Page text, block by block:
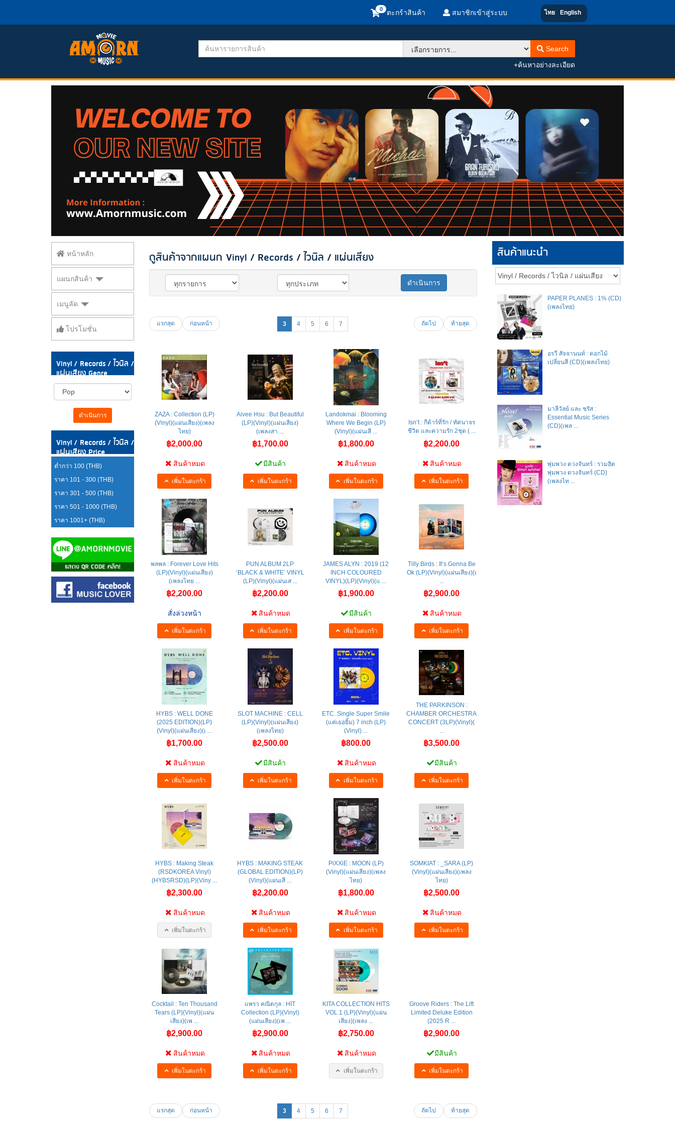
ตะกร้าสินค้า สมาชิกเข้าสู่ระบบ ไทย English
Search
+ค้นหาอย่างละเอียด
หน้าหลัก
แผนกสินค้า
เมนูลัด
โปรโมชั่น
Vinyl / Records / ไวนิล /
แผ่นเสียง Genre
ดำเนินการ
Vinyl / Records / ไวนิล /
แผ่นเสียง Price
ต่ำกว่า 100 (THB)
ราคา 101 - 300 (THB)
ราคา 301 - 500 (THB)
ราคา 501 - 1000 (THB)
ราคา 1001+ (THB)
ดูสินค้าจากแผนก Vinyl / Records / ไวนิล / แผ่นเสียง
ดำเนินการ
แรกสุด ก่อนหน้า 3 4 5 6 7 ถัดไป ท้ายสุด
ZAZA : Collection (LP)
(Vinyl)(แผ่นเสียง)(เพลง
ไทย)
฿2,000.00
สินค้าหมด
เพิ่มในตะกร้า
Aivee Hsu : But Beautiful
(LP)(Vinyl)(แผ่นเสียง)
(เพลงสา ...
฿1,700.00
มีสินค้า
เพิ่มในตะกร้า
Landokmai : Blooming
Where We Begin (LP)
(Vinyl)(แผ่นเสี ...
฿1,800.00
สินค้าหมด
เพิ่มในตะกร้า
Isn’t : กีต้าร์ที่รัก / ทัศนาจร
ชีวิต และความรัก 2ชุด ( ...
฿2,200.00
สินค้าหมด
เพิ่มในตะกร้า
พลพล : Forever Love Hits
(LP)(Vinyl)(แผ่นเสียง)
(เพลงไทย ...
฿2,200.00
สั่งล่วงหน้า
เพิ่มในตะกร้า
PUN ALBUM 2LP
‘BLACK & WHITE’ VINYL
(LP)(Vinyl)(แผ่นเส ...
฿2,200.00
สินค้าหมด
เพิ่มในตะกร้า
JAMES ALYN : 2019 (12
INCH COLOURED
VINYL)(LP)(Vinyl)(แ ...
฿1,900.00
มีสินค้า
เพิ่มในตะกร้า
Tilly Birds : It’s Gonna Be
Ok (LP)(Vinyl)(แผ่นเสียง)(เ
...
฿2,900.00
สินค้าหมด
เพิ่มในตะกร้า
HYBS : WELL DONE
(2025 EDITION)(LP)
(Vinyl)(แผ่นเสียง)(เ ...
฿1,700.00
สินค้าหมด
เพิ่มในตะกร้า
SLOT MACHINE : CELL
(LP)(Vinyl)(แผ่นเสียง)
(เพลงไทย)
฿2,500.00
มีสินค้า
เพิ่มในตะกร้า
ETC. Single Super Smile
(แค่เธอยิ้ม) 7 inch (LP)
(Vinyl) ...
฿800.00
สินค้าหมด
เพิ่มในตะกร้า
THE PARKINSON :
CHAMBER ORCHESTRA
CONCERT (3LP)(Vinyl)(
...
฿3,500.00
มีสินค้า
เพิ่มในตะกร้า
HYBS : Making Steak
(RSDKOREA Vinyl)
(HYBSRSD)(LP)(Viny ...
฿2,300.00
สินค้าหมด
เพิ่มในตะกร้า
HYBS : MAKING STEAK
(GLOBAL EDITION)(LP)
(Vinyl)(แผ่นเสี ...
฿2,200.00
สินค้าหมด
เพิ่มในตะกร้า
PiXXiE : MOON (LP)
(Vinyl)(แผ่นเสียง)(เพลง
ไทย)
฿1,800.00
สินค้าหมด
เพิ่มในตะกร้า
SOMKIAT : _SARA (LP)
(Vinyl)(แผ่นเสียง)(เพลง
ไทย)
฿2,500.00
สินค้าหมด
เพิ่มในตะกร้า
Cocktail : Ten Thousand
Tears (LP)(Vinyl)(แผ่น
เสียง)(เพ ...
฿2,900.00
สินค้าหมด
เพิ่มในตะกร้า
แพรว คณิตกุล : HIT
Collection (LP)(Vinyl)
(แผ่นเสียง)(เพ ...
฿2,900.00
สินค้าหมด
เพิ่มในตะกร้า
KITA COLLECTION HITS
VOL.1 (LP)(Vinyl)(แผ่น
เสียง)(เพลง ...
฿2,750.00
สินค้าหมด
เพิ่มในตะกร้า
Groove Riders : The Lift
Limited Deluke Edition
(2025 R ...
฿2,900.00
มีสินค้า
เพิ่มในตะกร้า
แรกสุด ก่อนหน้า 3 4 5 6 7 ถัดไป ท้ายสุด
สินค้าแนะนำ
PAPER PLANES : 1% (CD)
(เพลงไทย)
อรวี สัจจานนท์ : ดอกไม้
เปลี่ยนสี (CD)(เพลงไทย)
มาลีวัลย์​ และ​ ชรัส​ :
Essential Music Series
(CD)(เพล ...
พุ่มพวง ดวงจันทร์ : รวมฮิต
พุ่มพวง ดวงจันทร์ (CD)
(เพลงไท ...